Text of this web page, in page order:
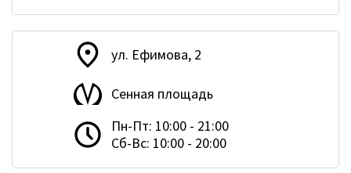
ул. Ефимова, 2
Сенная площадь
Пн-Пт: 10:00 - 21:00
Сб-Вс: 10:00 - 20:00